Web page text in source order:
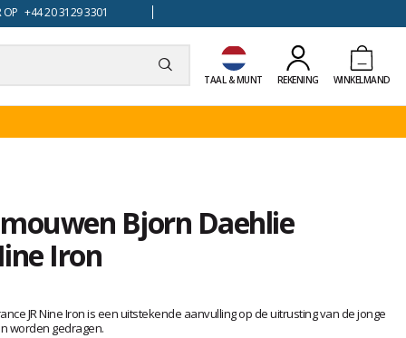
OP +44 20 3129 3301
TAAL & MUNT REKENING WINKELMAND
Bjorn Daehlie
Iron
JR Nine Iron is een uitstekende aanvulling op de uitrusting van de jonge
worden gedragen.